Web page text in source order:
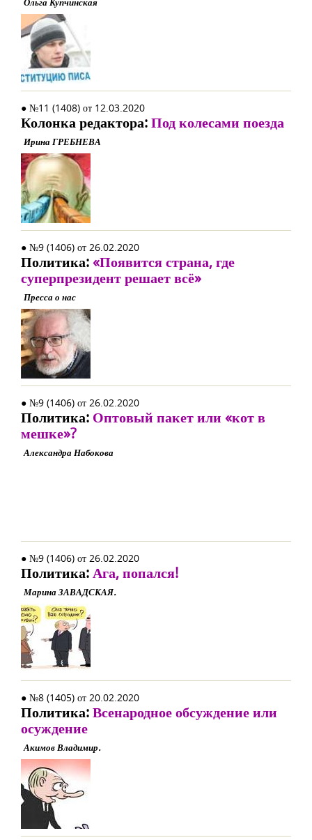
● №11 (1408) от 12.03.2020
Колонка редактора:Под колесами поезда
Ирина ГРЕБНЕВА
● №9 (1406) от 26.02.2020
Политика:«Появится страна, где
суперпрезидент решает всё»
Пресса о нас
● №9 (1406) от 26.02.2020
Политика: Оптовый пакет или «кот в
мешке»?
Александра Набокова
● №9 (1406) от 26.02.2020
Политика:Ага, попался!
Марина ЗАВАДСКАЯ.
● №8 (1405) от 20.02.2020
Политика:Всенародное обсуждение или
осуждение
Акимов Владимир.